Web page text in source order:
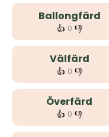
Ballongfärd
👍 0 👎
Välfärd
👍 0 👎
Överfärd
👍 0 👎